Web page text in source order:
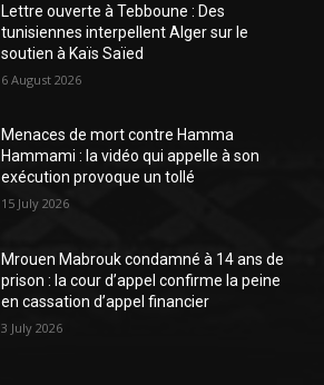
Lettre ouverte à Tebboune : Des
tunisiennes interpellent Alger sur le
soutien à Kaïs Saïed
6 August 2026
Menaces de mort contre Hamma
Hammami : la vidéo qui appelle à son
exécution provoque un tollé
15 July 2026
Mrouen Mabrouk condamné à 14 ans de
prison : la cour d’appel confirme la peine
en cassation d’appel financier
3 July 2026